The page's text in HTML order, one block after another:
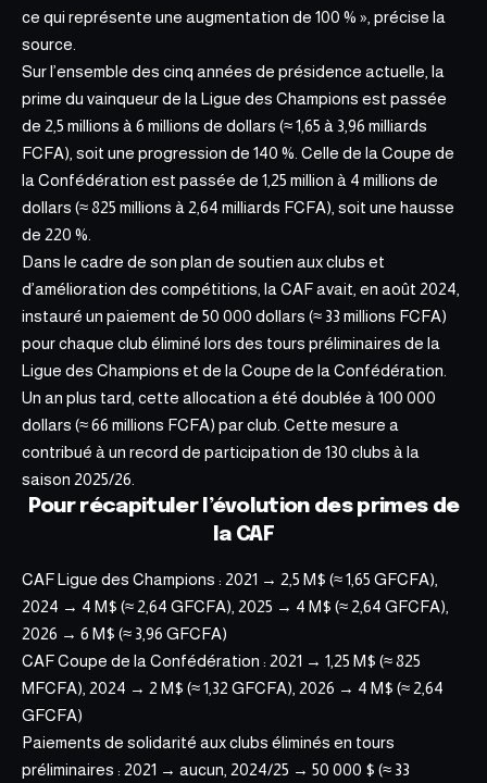
ce qui représente une augmentation de 100 % », précise la
source.
Sur l’ensemble des cinq années de présidence actuelle, la
prime du vainqueur de la Ligue des Champions est passée
de 2,5 millions à 6 millions de dollars (≈ 1,65 à 3,96 milliards
FCFA), soit une progression de 140 %. Celle de la Coupe de
la Confédération est passée de 1,25 million à 4 millions de
dollars (≈ 825 millions à 2,64 milliards FCFA), soit une hausse
de 220 %.
Dans le cadre de son plan de soutien aux clubs et
d’amélioration des compétitions, la CAF avait, en août 2024,
instauré un paiement de 50 000 dollars (≈ 33 millions FCFA)
pour chaque club éliminé lors des tours préliminaires de la
Ligue des Champions et de la Coupe de la Confédération.
Un an plus tard, cette allocation a été doublée à 100 000
dollars (≈ 66 millions FCFA) par club. Cette mesure a
contribué à un record de participation de 130 clubs à la
saison 2025/26.
Pour récapituler l’évolution des primes de
la CAF
CAF Ligue des Champions : 2021 → 2,5 M$ (≈ 1,65 GFCFA),
2024 → 4 M$ (≈ 2,64 GFCFA), 2025 → 4 M$ (≈ 2,64 GFCFA),
2026 → 6 M$ (≈ 3,96 GFCFA)
CAF Coupe de la Confédération : 2021 → 1,25 M$ (≈ 825
MFCFA), 2024 → 2 M$ (≈ 1,32 GFCFA), 2026 → 4 M$ (≈ 2,64
GFCFA)
Paiements de solidarité aux clubs éliminés en tours
préliminaires : 2021 → aucun, 2024/25 → 50 000 $ (≈ 33